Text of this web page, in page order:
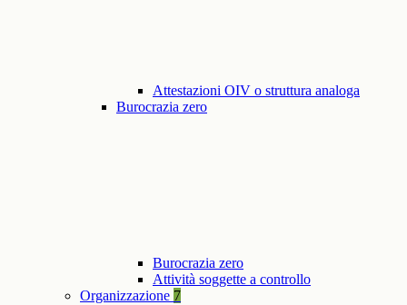
Attestazioni OIV o struttura analoga
Burocrazia zero
Burocrazia zero
Attività soggette a controllo
Organizzazione 7